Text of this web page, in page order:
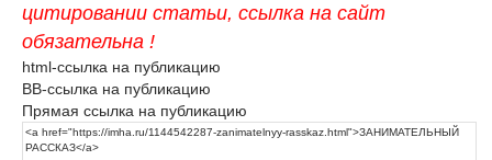
цитировании статьи, ссылка на сайт
обязательна !
html-ссылка на публикацию
BB-ссылка на публикацию
Прямая ссылка на публикацию